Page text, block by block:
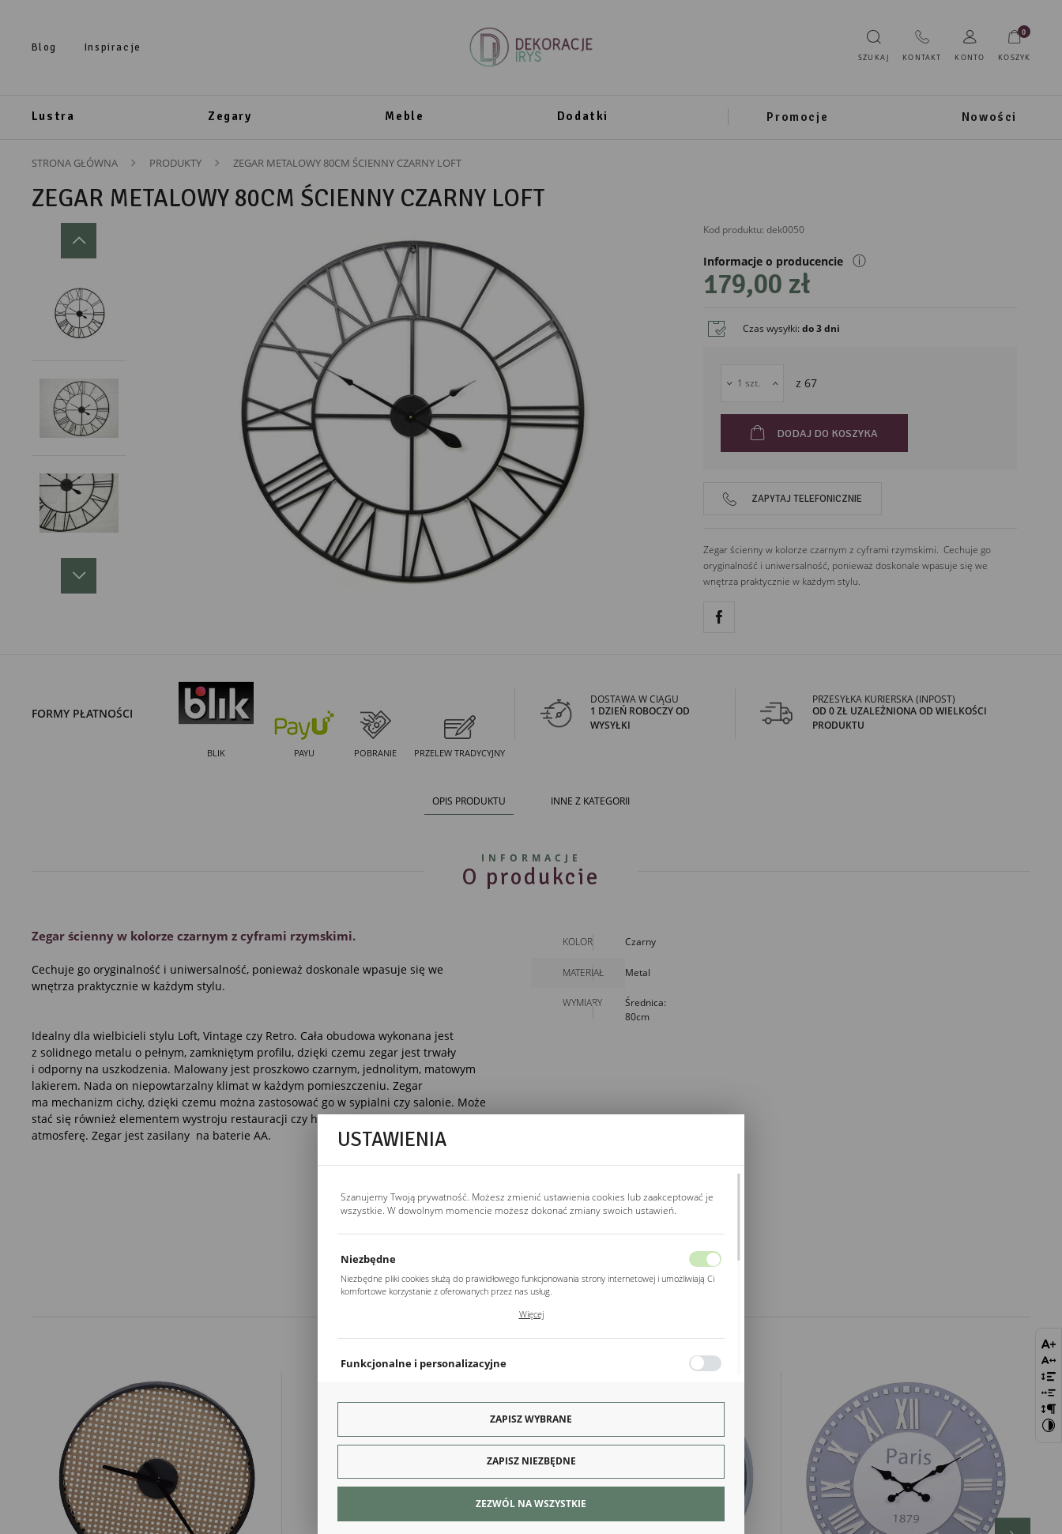
Blog Inspiracje
SZUKAJ KONTAKT KONTO KOSZYK
0
Lustra Zegary Meble Dodatki Promocje Nowości
STRONA GŁÓWNA PRODUKTY ZEGAR METALOWY 80CM ŚCIENNY CZARNY LOFT
ZEGAR METALOWY 80CM ŚCIENNY CZARNY LOFT
Kod produktu: dek0050
Informacje o producencie
DekoracjeIrys.pl Paweł Ćwikliński
726689468
biuro@dekoracjeirys.pl
Ul. Leśna 13
88-320
Łąkie
Polska
ⓘ
179,00 zł
Czas wysyłki:do 3 dni
z 67
DODAJ DO KOSZYKA
ZAPYTAJ TELEFONICZNIE
Zegar ścienny w kolorze czarnym z cyframi rzymskimi. Cechuje go
oryginalność i uniwersalność, ponieważ doskonale wpasuje się we
wnętrza praktycznie w każdym stylu.
FORMY PŁATNOŚCI
BLIK PAYU POBRANIE PRZELEW TRADYCYJNY
DOSTAWA W CIĄGU
1 DZIEŃ ROBOCZY OD
WYSYŁKI
PRZESYŁKA KURIERSKA (INPOST)
OD 0 ZŁ UZALEŻNIONA OD WIELKOŚCI
PRODUKTU
OPIS PRODUKTU INNE Z KATEGORII
INFORMACJE
O produkcie
Zegar ścienny w kolorze czarnym z cyframi rzymskimi.
Cechuje go oryginalność i uniwersalność, ponieważ doskonale wpasuje się we
wnętrza praktycznie w każdym stylu.
Idealny dla wielbicieli stylu Loft, Vintage czy Retro. Cała obudowa wykonana jest
z solidnego metalu o pełnym, zamkniętym profilu, dzięki czemu zegar jest trwały
i odporny na uszkodzenia. Malowany jest proszkowo czarnym, jednolitym, matowym
lakierem. Nada on niepowtarzalny klimat w każdym pomieszczeniu. Zegar
ma mechanizm cichy, dzięki czemu można zastosować go w sypialni czy salonie. Może
stać się również elementem wystroju restauracji czy hotelu, gdzie dopełni wyjątkową
atmosferę. Zegar jest zasilany na baterie AA.
KOLOR Czarny
MATERIAŁ Metal
WYMIARY
Średnica:
80cm
Z kategorii
USTAWIENIA
Szanujemy Twoją prywatność. Możesz zmienić ustawienia cookies lub zaakceptować je
wszystkie. W dowolnym momencie możesz dokonać zmiany swoich ustawień.
Niezbędne
Niezbędne pliki cookies służą do prawidłowego funkcjonowania strony internetowej i umożliwiają Ci
komfortowe korzystanie z oferowanych przez nas usług.
Twoich ustawień preferencji prywatności, logowania czy wypełniania formularzy. Dzięki plikom
Więcej
Funkcjonalne i personalizacyjne
strony poprzez dopasowanie jej do Twoich indywidualnych preferencji. Wyrażenie zgody na
funkcjonalne i personalizacyjne pliki cookies gwarantuje dostępność większej ilości funkcji na stronie.
Więcej
Analityczne pliki cookies pomagają nam rozwijać się i dostosowywać do Twoich potrzeb.
Cookies analityczne pozwalają na uzyskanie informacji w zakresie wykorzystywania witryny
Więcej
ZAPISZ WYBRANE
ZAPISZ NIEZBĘDNE
ZEZWÓL NA WSZYSTKIE